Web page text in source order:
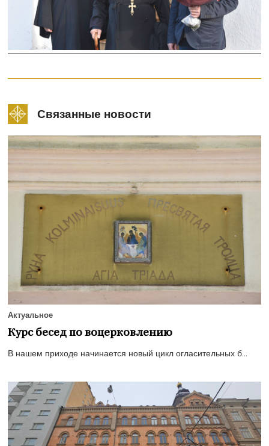
Связанные новости
Актуальное
Курс бесед по воцерковлению
В нашем приходе начинается новый цикл огласительных б...